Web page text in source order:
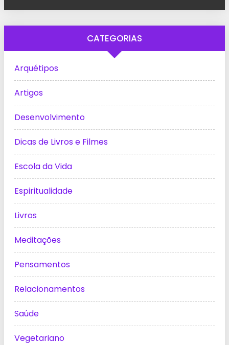
CATEGORIAS
Arquétipos
Artigos
Desenvolvimento
Dicas de Livros e Filmes
Escola da Vida
Espiritualidade
Livros
Meditações
Pensamentos
Relacionamentos
Saúde
Vegetariano